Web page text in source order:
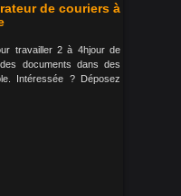
de couriers à
travailler 2 à 4hjour de
documents dans des
Intéressée ? Déposez